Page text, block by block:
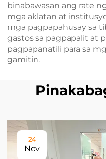
binabawasan ang rate
mga aklatan at
mga pagpapahusay sa
gastos sa pagpapalit at
pagpapanatili para sa
gamitin.
24
Nov